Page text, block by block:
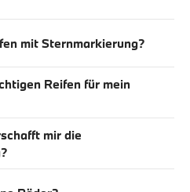
mit Sternmarkierung?
Reifen für mein
mir die